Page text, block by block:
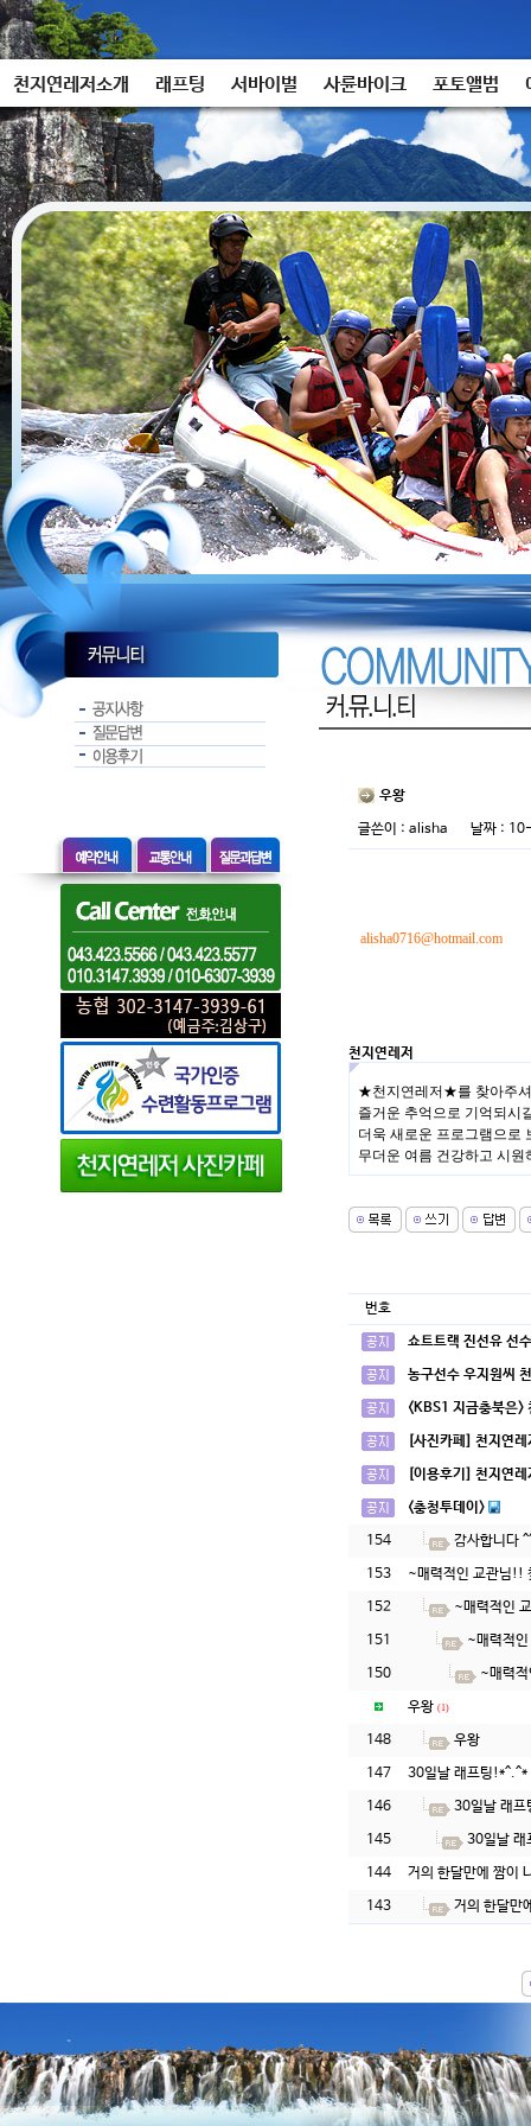
천지연레저소개 래프팅 서바이벌 사륜바이크 포토앨범
우왕
글쓴이 : alisha 날짜 :
alisha0716@hotmail.com
천지연레저
★천지연레저★를 찾아주
즐거운 추억으로 기억되시
더욱 새로운 프로그램으로
무더운 여름 건강하고 시
번호
쇼트트랙 진선유 선
농구선수 우지원씨
<KBS1 지금충북은>
[사진카페] 천지연
[이용후기] 천지연
<충청투데이>
154
감사합니다
153
~매력적인 교관님!!
152
~매력적인
151
~매력적
150
~매력
우왕 (1)
148
우왕
147
30일날 래프팅!*^.^*
146
30일날 래
145
30일날
144
거의 한달만에 짬이
143
거의 한달만